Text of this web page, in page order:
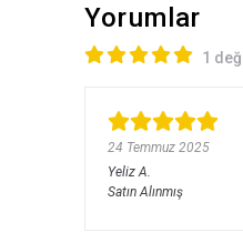
Yorumlar
1
24 Temmuz 2025
Yeliz A.
Satın Alınmış